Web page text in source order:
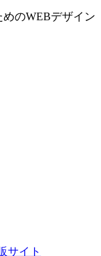
のWEBデザイン